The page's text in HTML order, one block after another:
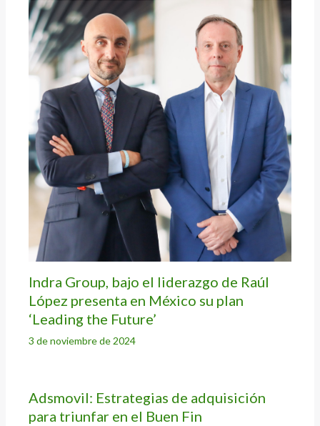
Indra Group, bajo el liderazgo de Raúl
López presenta en México su plan
‘Leading the Future’
3 de noviembre de 2024
Adsmovil: Estrategias de adquisición
para triunfar en el Buen Fin